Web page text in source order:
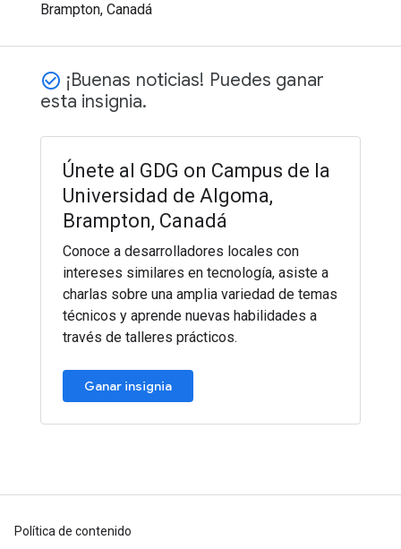
Brampton, Canadá
check_circle_outline ¡Buenas noticias! Puedes ganar
esta insignia.
Únete al GDG on Campus de la
Universidad de Algoma,
Brampton, Canadá
Conoce a desarrolladores locales con
intereses similares en tecnología, asiste a
charlas sobre una amplia variedad de temas
técnicos y aprende nuevas habilidades a
través de talleres prácticos.
Ganar insignia
Política de contenido